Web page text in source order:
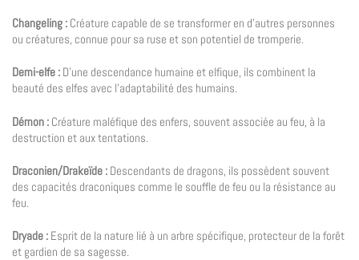
Changeling : Créature capable de se transformer en d’autres personnes
ou créatures, connue pour sa ruse et son potentiel de tromperie.
Demi-elfe : D’une descendance humaine et elfique, ils combinent la
beauté des elfes avec l’adaptabilité des humains.
Démon : Créature maléfique des enfers, souvent associée au feu, à la
destruction et aux tentations.
Draconien/Drakeïde : Descendants de dragons, ils possèdent souvent
des capacités draconiques comme le souffle de feu ou la résistance au
feu.
Dryade : Esprit de la nature lié à un arbre spécifique, protecteur de la forêt
et gardien de sa sagesse.